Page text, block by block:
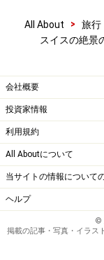
All About > 旅行
スイスの絶景
会社概要
投資家情報
利用規約
All Aboutについて
当サイトの情報について
ヘルプ
©
掲載の記事・写真・イラス